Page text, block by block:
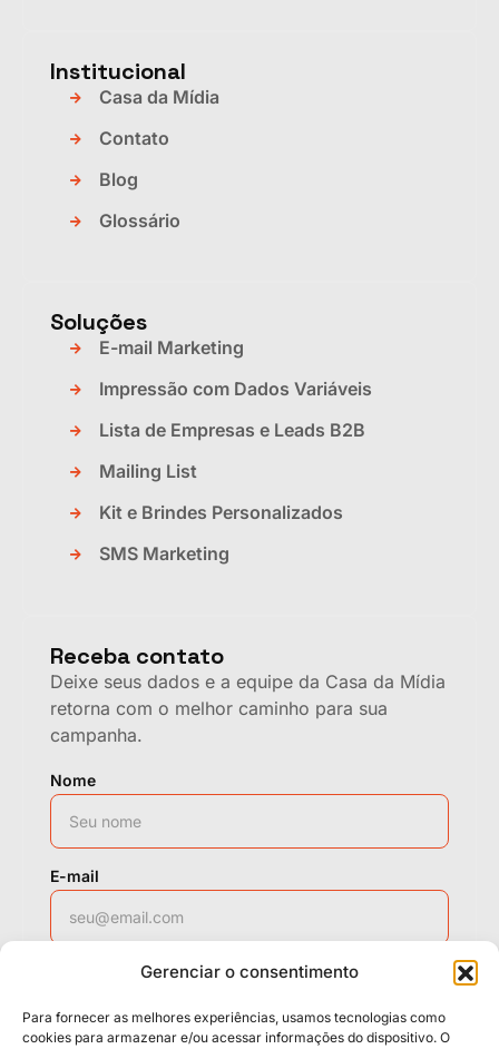
Gerenciar o consentimento
Para fornecer as melhores experiências, usamos tecnologias como
cookies para armazenar e/ou acessar informações do dispositivo. O
Institucional
Casa da Mídia
Contato
Blog
Glossário
Soluções
E-mail Marketing
Impressão com Dados Variáveis
Lista de Empresas e Leads B2B
Mailing List
Kit e Brindes Personalizados
SMS Marketing
Receba contato
Deixe seus dados e a equipe da Casa da Mídia
retorna com o melhor caminho para sua
campanha.
Nome
E-mail